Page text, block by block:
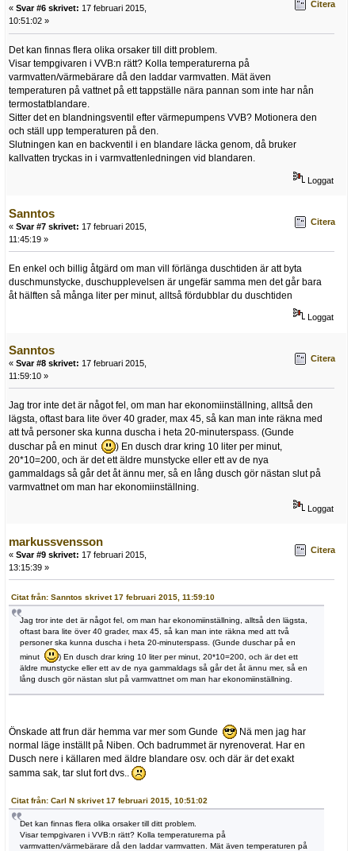
« Svar #6 skrivet: 17 februari 2015,
10:51:02 »
Citera
Det kan finnas flera olika orsaker till ditt problem.
Visar tempgivaren i VVB:n rätt? Kolla temperaturerna på
varmvatten/värmebärare då den laddar varmvatten. Mät även
temperaturen på vattnet på ett tappställe nära pannan som inte har nån
termostatblandare.
Sitter det en blandningsventil efter värmepumpens VVB? Motionera den
och ställ upp temperaturen på den.
Slutningen kan en backventil i en blandare läcka genom, då bruker
kallvatten tryckas in i varmvattenledningen vid blandaren.
Loggat
Sanntos
« Svar #7 skrivet: 17 februari 2015,
11:45:19 »
Citera
En enkel och billig åtgärd om man vill förlänga duschtiden är att byta
duschmunstycke, duschupplevelsen är ungefär samma men det går bara
åt hälften så många liter per minut, alltså fördubblar du duschtiden
Loggat
Sanntos
« Svar #8 skrivet: 17 februari 2015,
11:59:10 »
Citera
Jag tror inte det är något fel, om man har ekonomiinställning, alltså den
lägsta, oftast bara lite över 40 grader, max 45, så kan man inte räkna med
att två personer ska kunna duscha i heta 20-minuterspass. (Gunde
duschar på en minut
) En dusch drar kring 10 liter per minut,
20*10=200, och är det ett äldre munstycke eller ett av de nya
gammaldags så går det åt ännu mer, så en lång dusch gör nästan slut på
varmvattnet om man har ekonomiinställning.
Loggat
markussvensson
« Svar #9 skrivet: 17 februari 2015,
13:15:39 »
Citera
Citat från: Sanntos skrivet 17 februari 2015, 11:59:10
Jag tror inte det är något fel, om man har ekonomiinställning, alltså den lägsta,
oftast bara lite över 40 grader, max 45, så kan man inte räkna med att två
personer ska kunna duscha i heta 20-minuterspass. (Gunde duschar på en
minut
) En dusch drar kring 10 liter per minut, 20*10=200, och är det ett
äldre munstycke eller ett av de nya gammaldags så går det åt ännu mer, så en
lång dusch gör nästan slut på varmvattnet om man har ekonomiinställning.
Önskade att frun där hemma var mer som Gunde
Nä men jag har
normal läge inställt på Niben. Och badrummet är nyrenoverat. Har en
Dusch nere i källaren med äldre blandare osv. och där är det exakt
samma sak, tar slut fort dvs..
Citat från: Carl N skrivet 17 februari 2015, 10:51:02
Det kan finnas flera olika orsaker till ditt problem.
Visar tempgivaren i VVB:n rätt? Kolla temperaturerna på
varmvatten/värmebärare då den laddar varmvatten. Mät även temperaturen på